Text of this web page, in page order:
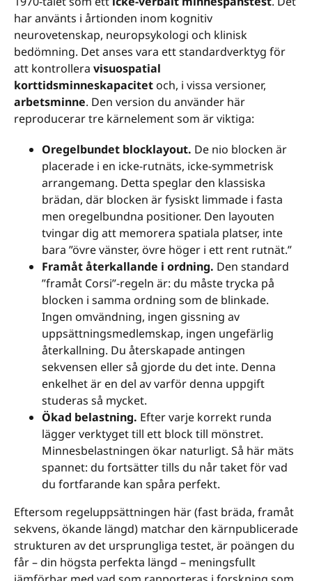
har använts i årtionden inom kognitiv
neurovetenskap, neuropsykologi och klinisk
bedömning. Det anses vara ett standardverktyg för
att kontrollera visuospatial
korttidsminneskapacitet och, i vissa versioner,
arbetsminne. Den version du använder här
reproducerar tre kärnelement som är viktiga:
Oregelbundet blocklayout. De nio blocken är
placerade i en icke-rutnäts, icke-symmetrisk
arrangemang. Detta speglar den klassiska
brädan, där blocken är fysiskt limmade i fasta
men oregelbundna positioner. Den layouten
tvingar dig att memorera spatiala platser, inte
bara ”övre vänster, övre höger i ett rent rutnät.”
Framåt återkallande i ordning. Den standard
”framåt Corsi”-regeln är: du måste trycka på
blocken i samma ordning som de blinkade.
Ingen omvändning, ingen gissning av
uppsättningsmedlemskap, ingen ungefärlig
återkallning. Du återskapade antingen
sekvensen eller så gjorde du det inte. Denna
enkelhet är en del av varför denna uppgift
studeras så mycket.
Ökad belastning. Efter varje korrekt runda
lägger verktyget till ett block till mönstret.
Minnesbelastningen ökar naturligt. Så här mäts
spannet: du fortsätter tills du når taket för vad
du fortfarande kan spåra perfekt.
Eftersom regeluppsättningen här (fast bräda, framåt
sekvens, ökande längd) matchar den kärnpublicerade
strukturen av det ursprungliga testet, är poängen du
får – din högsta perfekta längd – meningsfullt